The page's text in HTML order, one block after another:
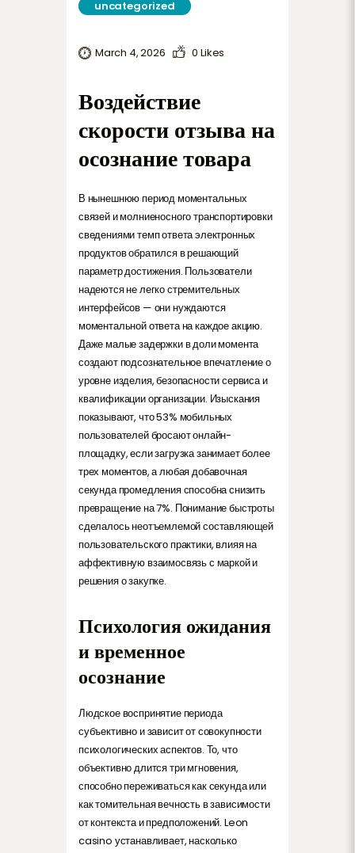
TERMS AND CONDITIONS
uncategorized
March 4, 2026 0 Likes
Воздействие
скорости отзыва на
осознание товара
В нынешнюю период моментальных
связей и молниеносного транспортировки
сведениями темп ответа электронных
продуктов обратился в решающий
параметр достижения. Пользователи
надеются не легко стремительных
интерфейсов — они нуждаются
моментальной ответа на каждое акцию.
Даже малые задержки в доли момента
создают подсознательное впечатление о
уровне изделия, безопасности сервиса и
квалификации организации. Изыскания
показывают, что 53% мобильных
пользователей бросают онлайн-
площадку, если загрузка занимает более
трех моментов, а любая добавочная
секунда промедления способна снизить
превращение на 7%. Понимание быстроты
сделалось неотъемлемой составляющей
пользовательского практики, влияя на
аффективную взаимосвязь с маркой и
решения о закупке.
Психология ожидания
и временное
осознание
Людское воспринятие периода
субъективно и зависит от совокупности
психологических аспектов. То, что
объективно длится три мгновения,
способно переживаться как секунда или
как томительная вечность в зависимости
от контекста и предположений. Leon
casino устанавливает, насколько